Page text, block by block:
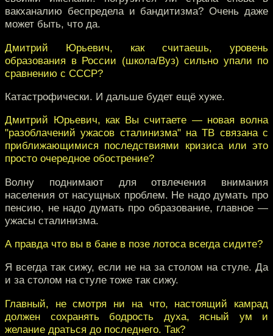
вакханалию беспредела и бандитизма? Очень даже
может быть, что да.
Дмитрий Юрьевич, как считаешь, уровень
образования в России (школа/Вуз) сильно упали по
сравнению с СССР?
Катастрофически. И дальше будет ещё хуже.
Дмитрий Юрьевич, как Вы считаете — новая волна
"разоблачений ужасов сталинизма" на ТВ связана с
приближающимися последствиями кризиса или это
просто очередное обострение?
Волну поднимают для отвлечения внимания
населения от насущных проблем. Не надо думать про
пенсию, не надо думать про образование, главное —
ужасы сталинизма.
А правда что вы в бане в позе лотоса всегда сидите?
Я всегда так сижу, если не на за столом на стуле. Да
и за столом на стуле тоже так сижу.
Главный, не смотря ни на что, настоящий камрад
должен сохранять бодрость духа, ясный ум и
желание драться до последнего. Так?